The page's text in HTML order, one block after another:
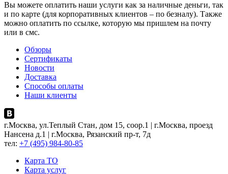
Вы можете оплатить наши услуги как за наличные деньги, так
и по карте (для корпоративных клиентов – по безналу). Также
можно оплатить по ссылке, которую мы пришлем на почту
или в смс.
Обзоры
Сертификаты
Новости
Доставка
Способы оплаты
Наши клиенты
г.Москва, ул.Теплый Стан, дом 15, соор.1 | г.Москва, проезд
Нансена д.1 | г.Москва, Рязанский пр-т, 7д
тел: +7 (495) 984-80-85
Карта ТO
Карта услуг